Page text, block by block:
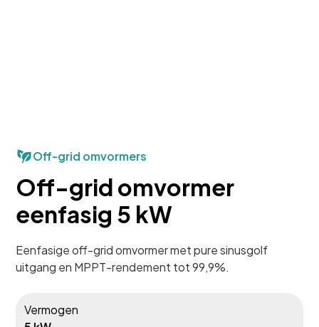
Off-grid omvormers
Off-grid omvormer
eenfasig 5 kW
Eenfasige off-grid omvormer met pure sinusgolf
uitgang en MPPT-rendement tot 99,9%.
Vermogen